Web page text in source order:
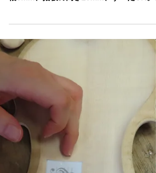
2025年10月25日 読了時間: 1分
丸岡さんの”TESTORE"制作記48
丸岡さんも、完成に近付いてきた。ネック
取り付け角度87度，天23mm、地19mm。
幅6mm、指板の高さ20mm、すべたOK。
ックのグリップを、スピンドル・サンダー
大まかに取りナイフで美しいグリップにす
る。いよいよすべて整った。